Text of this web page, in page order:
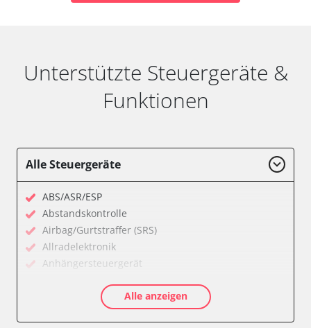
Unterstützte Steuergeräte &
Funktionen
Alle Steuergeräte
ABS/ASR/ESP
Abstandskontrolle
Airbag/Gurtstraffer (SRS)
Allradelektronik
Anhängersteuergerät
DifferentialsperreAlle anzeigen